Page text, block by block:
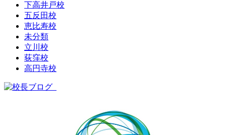
下高井戸校
五反田校
恵比寿校
未分類
立川校
荻窪校
高円寺校